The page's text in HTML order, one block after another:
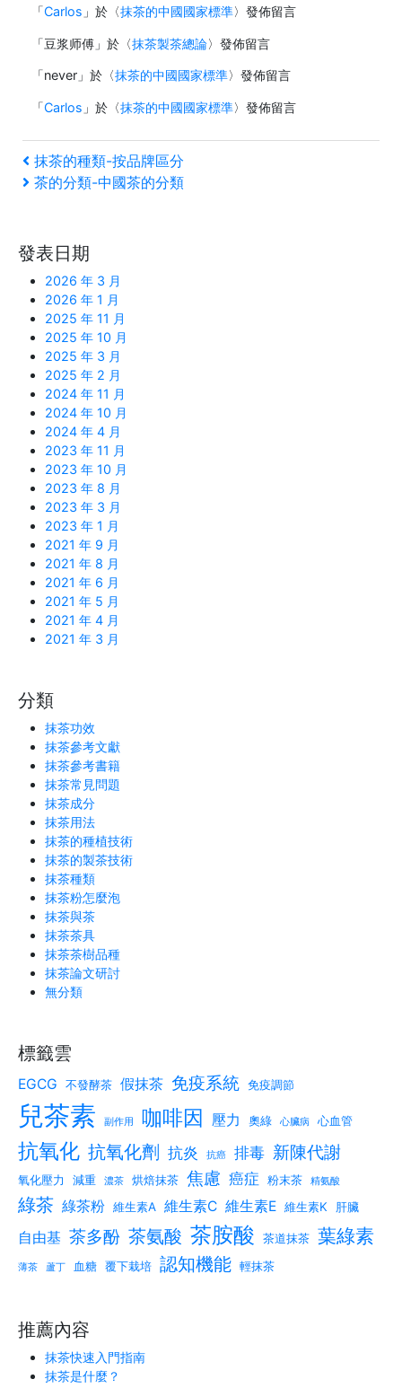
「Carlos 」於〈抹茶的中國國家標準〉發佈留言
「豆浆师傅 」於〈抹茶製茶總論〉發佈留言
「never 」於〈抹茶的中國國家標準〉發佈留言
「Carlos 」於〈抹茶的中國國家標準〉發佈留言
文
章
覽
上
一
章
抹茶的種類-按品牌區分
下
文
章
茶的分類-中國茶的分類
發表日期
2026 年 3 月
2026 年 1 月
2025 年 11 月
2025 年 10 月
2025 年 3 月
2025 年 2 月
2024 年 11 月
2024 年 10 月
2024 年 4 月
2023 年 11 月
2023 年 10 月
2023 年 8 月
2023 年 3 月
2023 年 1 月
2021 年 9 月
2021 年 8 月
2021 年 6 月
2021 年 5 月
2021 年 4 月
2021 年 3 月
分類
抹茶功效
抹茶參考文獻
抹茶參考書籍
抹茶常見問題
抹茶成分
抹茶用法
抹茶的種植技術
抹茶的製茶技術
抹茶種類
抹茶粉怎麼泡
抹茶與茶
抹茶茶具
抹茶茶樹品種
抹茶論文研討
無分類
標籤雲
EGCG 不發酵茶 假抹茶 免疫系統 免疫調節
兒茶素 副作用 咖啡因 壓力 奧綠 心臟病 心血管
抗氧化 抗氧化劑 抗炎 抗癌 排毒 新陳代謝
氧化壓力 減重 濃茶 烘焙抹茶 焦慮 癌症 粉末茶 精氨酸
綠茶 綠茶粉 維生素A 維生素C 維生素E 維生素K 肝臟
自由基 茶多酚 茶氨酸 茶胺酸 茶道抹茶 葉綠素
薄茶 蘆丁 血糖 覆下栽培 認知機能 輕抹茶
推薦內容
抹茶快速入門指南
抹茶是什麼？